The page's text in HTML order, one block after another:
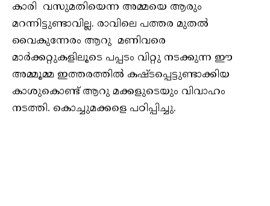
കാരി വസുമതിയെന്ന അമ്മയെ ആരും
മറന്നിട്ടുണ്ടാവില്ല. രാവിലെ പത്തര മുതൽ
വൈകുന്നേരം ആറു മണിവരെ
മാർക്കറ്റുകളിലൂടെ പപ്പടം വിറ്റു നടക്കുന്ന ഈ
അമ്മൂമ്മ ഇത്തരത്തിൽ കഷ്ടപ്പെട്ടുണ്ടാക്കിയ
കാശുകൊണ്ട് ആറു മക്കളുടെയും വിവാഹം
നടത്തി. കൊച്ചുമക്കളെ പഠിപ്പിച്ചു.